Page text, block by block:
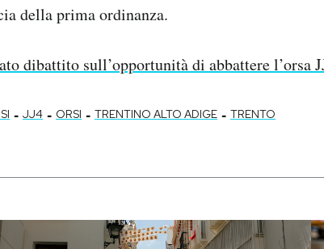
della prima ordinanza.
dibattito sull’opportunità di abbattere l’orsa
- JJ4 - ORSI - TRENTINO ALTO ADIGE - TRENTO